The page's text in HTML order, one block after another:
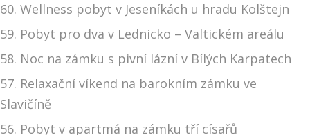
60. Wellness pobyt v Jeseníkách u hradu Kolštejn
59. Pobyt pro dva v Lednicko – Valtickém areálu
58. Noc na zámku s pivní lázní v Bílých Karpatech
57. Relaxační víkend na barokním zámku ve
Slavičíně
56. Pobyt v apartmá na zámku tří císařů